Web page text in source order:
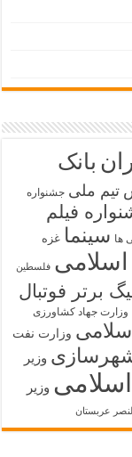
بانک
تیم ملی جشنواره
فیلم
ها سینما غزه
فلسطین
برتر فوتبال
وزارت جهاد کشاورزی
وزارت نفت
شهرسازی وزیر
وزیر
عربستان